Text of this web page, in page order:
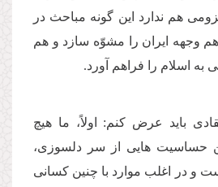
هم ندارد این گونه مباحث در
وجهه ایران را مشوّه سازد و هم
به اسلام را فراهم آورد.
باید عرض كنم: اولاً، ما هیچ
حساسیت هایى از سر دلسوزى،
و در اغلب موارد با چنین كسانى